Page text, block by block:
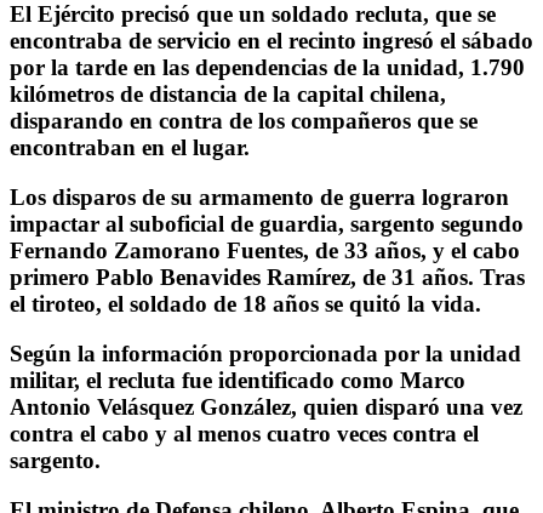
El Ejército precisó que un soldado recluta, que se
encontraba de servicio en el recinto ingresó el sábado
por la tarde en las dependencias de la unidad, 1.790
kilómetros de distancia de la capital chilena,
disparando en contra de los compañeros que se
encontraban en el lugar.
Los disparos de su armamento de guerra lograron
impactar al suboficial de guardia, sargento segundo
Fernando Zamorano Fuentes, de 33 años, y el cabo
primero Pablo Benavides Ramírez, de 31 años. Tras
el tiroteo, el soldado de 18 años se quitó la vida.
Según la información proporcionada por la unidad
militar, el recluta fue identificado como Marco
Antonio Velásquez González, quien disparó una vez
contra el cabo y al menos cuatro veces contra el
sargento.